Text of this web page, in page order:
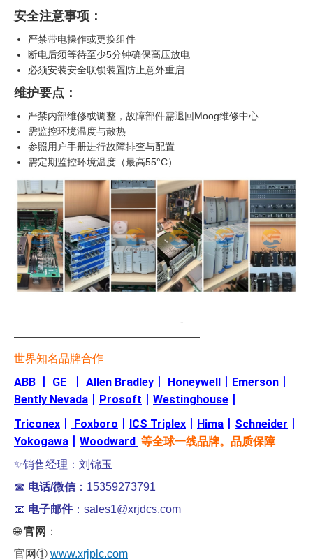
安全注意事项：
严禁带电操作或更换组件
断电后须等待至少5分钟确保高压放电
必须安装安全联锁装置防止意外重启
维护要点：
严禁内部维修或调整，故障部件需退回Moog维修中心
需监控环境温度与散热
参照用户手册进行故障排查与配置
需定期监控环境温度（最高55°C）
—————————————————-
———————————————————
世界知名品牌合作
ABB GE Allen Bradley Honeywell Emerson
Bently Nevada
Prosoft Westinghouse
Triconex
Foxboro ICS Triplex Hima Schneider
Yokogawa
Woodward 等全球一线品牌。品质保障
✨销售经理：刘锦玉
☎ 电话/微信：15359273791
📧 电子邮件：sales1@xrjdcs.com
🌐官网 ：
官网① www.xrjplc.com